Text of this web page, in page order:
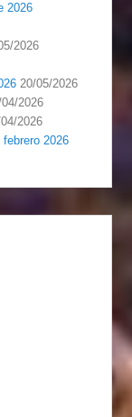
2026
2026
20/05/2026
2026
2026
2026